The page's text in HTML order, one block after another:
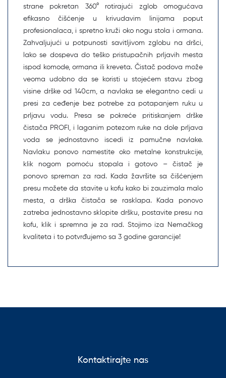
strane pokretan 360° rotirajući zglob omogućava
efikasno čišćenje u krivudavim linijama poput
profesionalaca, i spretno kruži oko nogu stola i ormana.
Zahvaljujući u potpunosti savitljivom zglobu na dršci,
lako se dospeva do teško pristupačnih prljavih mesta
ispod komode, ormana ili kreveta. Čistač podova može
veoma udobno da se koristi u stojećem stavu zbog
visine drške od 140cm, a navlaka se elegantno cedi u
presi za ceđenje bez potrebe za potapanjem ruku u
prljavu vodu. Presa se pokreće pritiskanjem drške
čistača PROFI, i laganim potezom ruke na dole prljava
voda se jednostavno iscedi iz pamučne navlake.
Navlaku ponovo namestite oko metalne konstrukcije,
klik nogom pomoću stopala i gotovo – čistač je
ponovo spreman za rad. Kada žavršite sa čišćenjem
presu možete da stavite u kofu kako bi zauzimala malo
mesta, a drška čistača se rasklapa. Kada ponovo
zatreba jednostavno sklopite dršku, postavite presu na
kofu, klik i spremna je za rad. Stojimo iza Nemačkog
kvaliteta i to potvrđujemo sa 3 godine garancije!
Kontaktirajte nas